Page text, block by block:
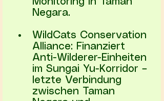
Negara.
WildCats Conservation
Alliance: Finanziert
Anti-Wilderer-Einheiten
im Sungai Yu-Korridor –
letzte Verbindung
zwischen Taman